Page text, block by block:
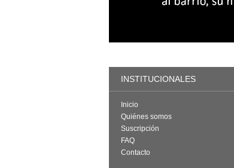
INSTITUCIONALES
Inicio
Quiénes somos
Suscripción
FAQ
Contacto